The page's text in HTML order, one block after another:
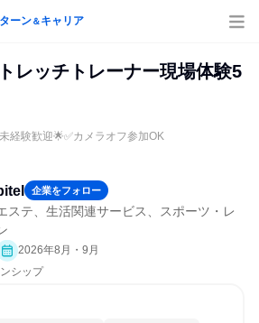
ーン＆キャリア
レッチトレーナー現場体験5
経験歓迎🌟✅カメラオフ参加OK
企業をフォロー
ステ、生活関連サービス、スポーツ・レ
2026年8月・9月
シップ